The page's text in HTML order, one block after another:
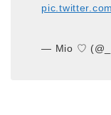
— Mio ♡